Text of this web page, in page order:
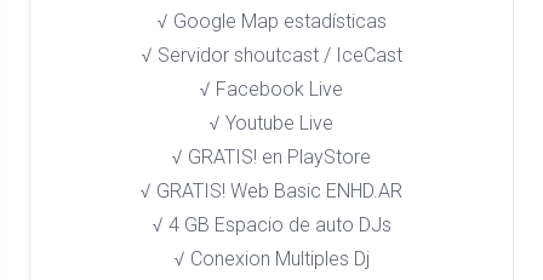
√ Google Map estadísticas
√ Servidor shoutcast / IceCast
√ Facebook Live
√ Youtube Live
√ GRATIS! en PlayStore​
√ GRATIS! Web Basic ENHD.AR
√ 4 GB Espacio de auto DJs
√ Conexion Multiples Dj